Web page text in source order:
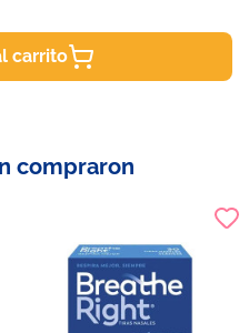
carrito
compraron